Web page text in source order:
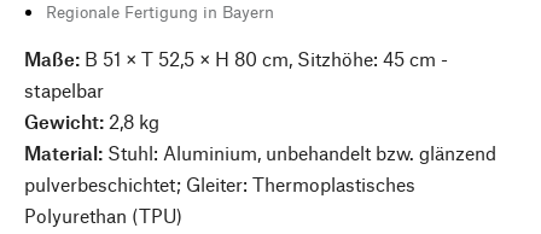
Regionale Fertigung in Bayern
Maße: B 51 × T 52,5 × H 80 cm, Sitzhöhe: 45 cm -
stapelbar
Gewicht: 2,8 kg
Material: Stuhl: Aluminium, unbehandelt bzw. glänzend
pulverbeschichtet; Gleiter: Thermoplastisches
Polyurethan (TPU)